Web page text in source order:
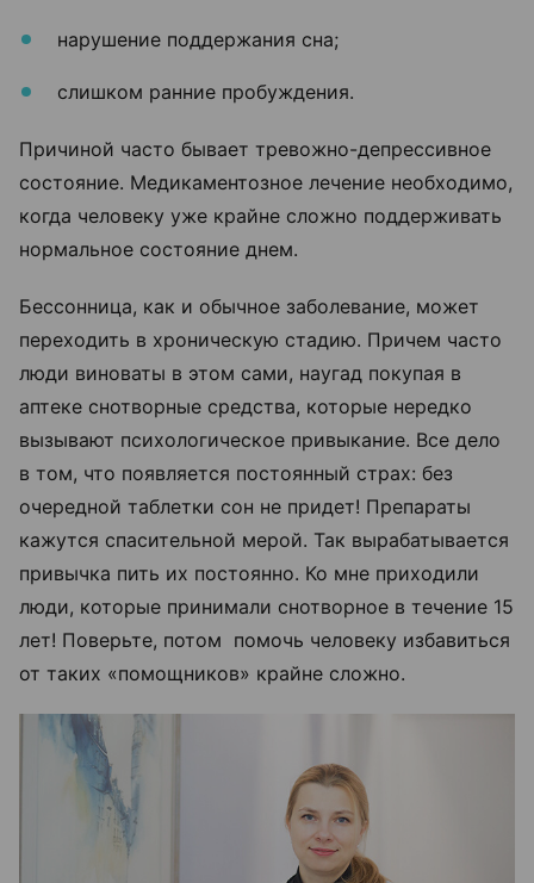
нарушение поддержания сна;
слишком ранние пробуждения.
Причиной часто бывает тревожно-депрессивное
состояние. Медикаментозное лечение необходимо,
когда человеку уже крайне сложно поддерживать
нормальное состояние днем.
Бессонница, как и обычное заболевание, может
переходить в хроническую стадию. Причем часто
люди виноваты в этом сами, наугад покупая в
аптеке снотворные средства, которые нередко
вызывают психологическое привыкание. Все дело
в том, что появляется постоянный страх: без
очередной таблетки сон не придет! Препараты
кажутся спасительной мерой. Так вырабатывается
привычка пить их постоянно. Ко мне приходили
люди, которые принимали снотворное в течение 15
лет! Поверьте, потом помочь человеку избавиться
от таких «помощников» крайне сложно.